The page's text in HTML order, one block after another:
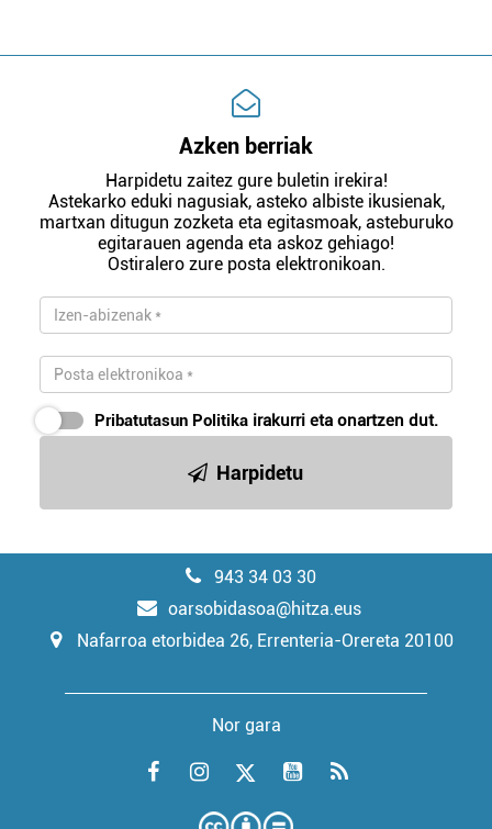
Azken berriak
Harpidetu zaitez gure buletin irekira!
Astekarko eduki nagusiak, asteko albiste ikusienak,
martxan ditugun zozketa eta egitasmoak, asteburuko
egitarauen agenda eta askoz gehiago!
Ostiralero zure posta elektronikoan.
Pribatutasun Politika irakurri eta onartzen dut.
Harpidetu
943 34 03 30
oarsobidasoa@hitza.eus
Nafarroa etorbidea 26, Errenteria-Orereta 20100
Nor gara